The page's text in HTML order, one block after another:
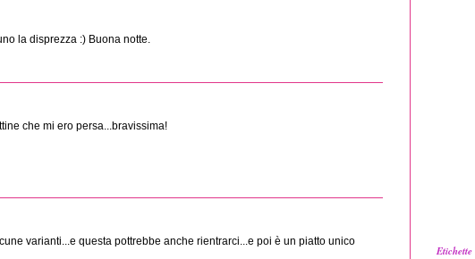
la disprezza :) Buona notte.
che mi ero persa...bravissima!
varianti...e questa pottrebbe anche rientrarci...e poi è un piatto unico
Etichette